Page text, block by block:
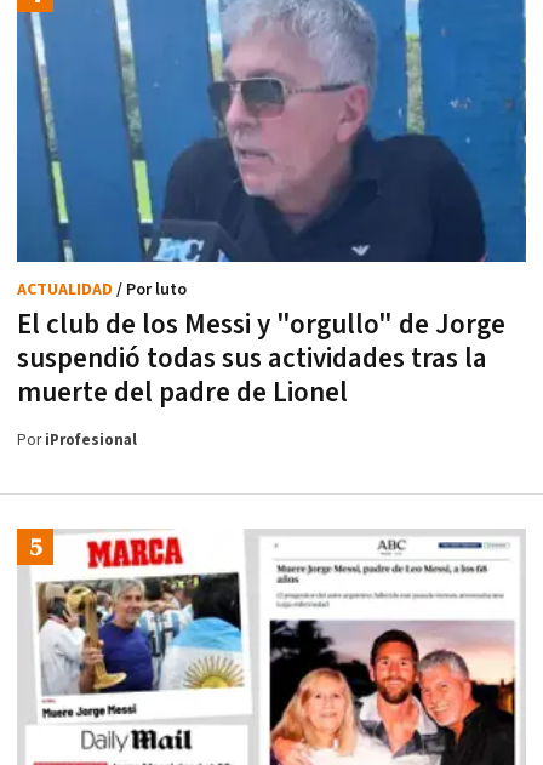
El club de los Messi y "orgullo" de Jorge
suspendió todas sus actividades tras la
muerte del padre de Lionel
ACTUALIDAD / Por luto
PoriProfesional